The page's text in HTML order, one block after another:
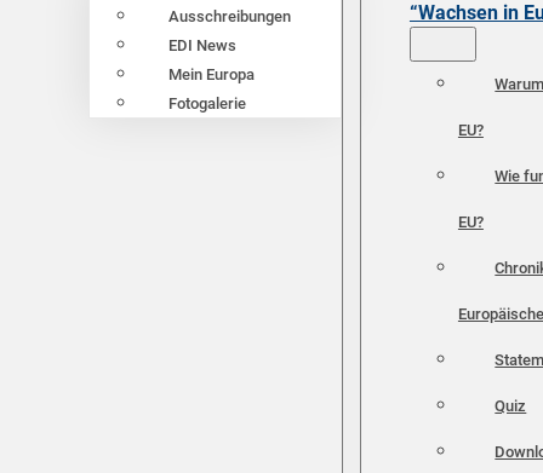
Ausschreibungen
EDI News
Mein Europa
Fotogalerie
“Wachsen in
EU?
Wie
EU?
Quiz